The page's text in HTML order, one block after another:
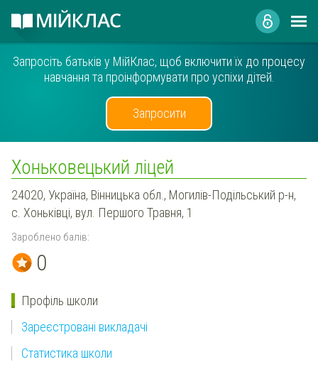
Запросіть батьків у МійКлас, щоб включити їх до процесу
навчання та проінформувати про успіхи дітей.
Запросити
Хоньковецький ліцей
24020, Україна, Вінницька обл., Могилів-Подільський р-н,
с. Хоньківці, вул. Першого Травня, 1
Зароблено балів:
0
Профіль школи
Зареєстровані викладачі
Статистика школи